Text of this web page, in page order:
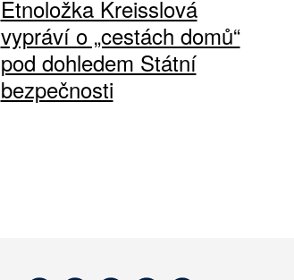
Etnoložka Kreisslová
vypráví o „cestách domů“
pod dohledem Státní
bezpečnosti